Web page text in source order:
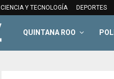
CIENCIA Y TECNOLOGÍA DEPORTES
QUINTANA ROO